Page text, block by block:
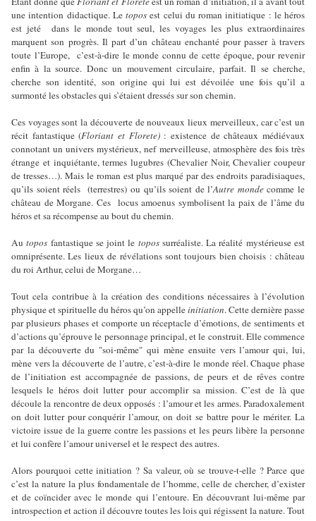
une intention didactique. Le topos est celui du roman initiatique : le héros
est jeté dans le monde tout seul, les voyages les plus extraordinaires
marquent son progrès. Il part d’un château enchanté pour passer à travers
toute l’Europe, c’est-à-dire le monde connu de cette époque, pour revenir
enfin à la source. Donc un mouvement circulaire, parfait. Il se cherche,
cherche son identité, son origine qui lui est dévoilée une fois qu’il a
surmonté les obstacles qui s’étaient dressés sur son chemin.
Ces voyages sont la découverte de nouveaux lieux merveilleux, car c’est un
récit fantastique (Floriant et Florete): existence de châteaux médiévaux
connotant un univers mystérieux, nef merveilleuse, atmosphère des fois très
étrange et inquiétante, termes lugubres (Chevalier Noir, Chevalier coupeur
de tresses…). Mais le roman est plus marqué par des endroits paradisiaques,
qu’ils soient réels (terrestres) ou qu’ils soient de l’Autre mondecomme le
château de Morgane. Ces locus amoenus symbolisent la paix de l’âme du
héros et sa récompense au bout du chemin.
Autopos fantastique se joint le topossurréaliste. La réalité mystérieuse est
omniprésente. Les lieux de révélations sont toujours bien choisis : château
du roi Arthur, celui de Morgane…
Tout cela contribue à la création des conditions nécessaires à l’évolution
physique et spirituelle du héros qu’on appelleinitiation. Cette dernière passe
par plusieurs phases et comporte un réceptacle d’émotions, de sentiments et
d’actions qu’éprouve le personnage principal, et le construit. Elle commence
par la découverte du "soi-même" qui mène ensuite vers l’amour qui, lui,
mène vers la découverte de l’autre, c’est-à-dire le monde réel. Chaque phase
de l’initiation est accompagnée de passions, de peurs et de rêves contre
lesquels le héros doit lutter pour accomplir sa mission. C’est de là que
découle la rencontre de deux opposés : l’amour et les armes. Paradoxalement
on doit lutter pour conquérir l’amour, on doit se battre pour le mériter. La
victoire issue de la guerre contre les passions et les peurs libère la personne
et lui confère l’amour universel et le respect des autres.
Alors pourquoi cette initiation ? Sa valeur, où se trouve-t-elle ? Parce que
c’est la nature la plus fondamentale de l’homme, celle de chercher, d’exister
et de coïncider avec le monde qui l’entoure. En découvrant lui-même par
introspection et action il découvre toutes les lois qui régissent la nature. Tout